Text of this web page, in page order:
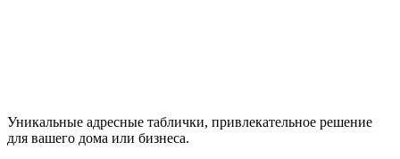
Уникальные адресные таблички, привлекательное решение
для вашего дома или бизнеса.